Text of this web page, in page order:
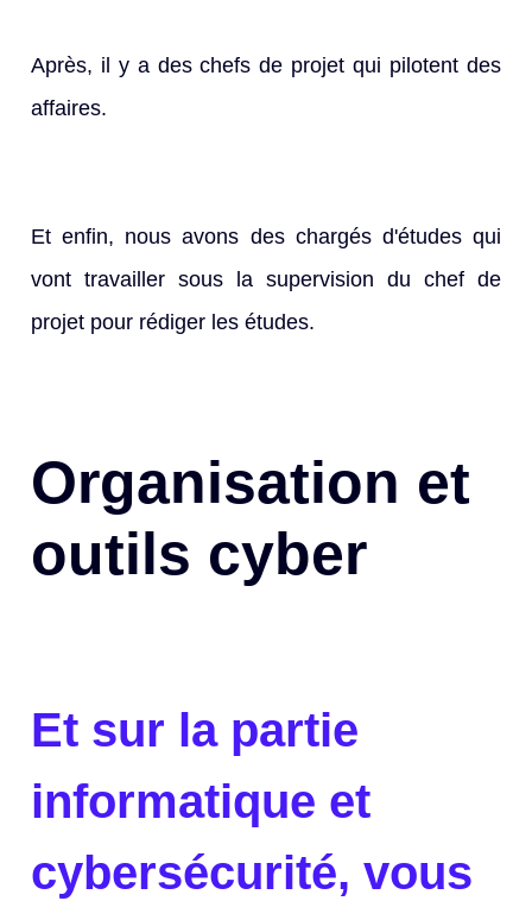
Après, il y a des chefs de projet qui pilotent des
affaires.
Et enfin, nous avons des chargés d'études qui
vont travailler sous la supervision du chef de
projet pour rédiger les études.
Organisation et
outils cyber
Et sur la partie
informatique et
cybersécurité, vous